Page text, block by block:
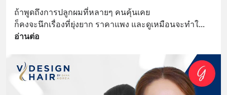
ถ้าพูดถึงการปลูกผมที่หลายๆ คนคุ้นเคย
ก็คงจะนึกเรื่องที่ยุ่งยาก ราคาแพง และดูเหมือนจะทำใ
อ่านต่อ